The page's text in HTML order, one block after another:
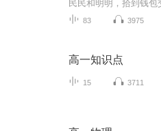
83 3975
高一知识点
15 3711